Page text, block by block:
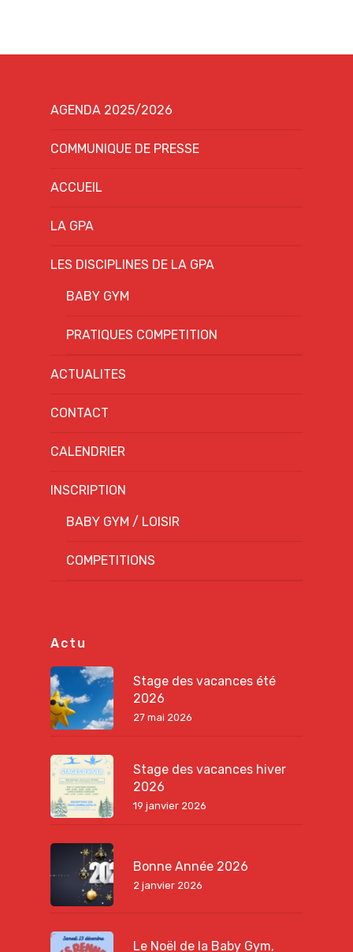
AGENDA 2025/2026
COMMUNIQUE DE PRESSE
ACCUEIL
LA GPA
LES DISCIPLINES DE LA GPA
BABY GYM
PRATIQUES COMPETITION
ACTUALITES
CONTACT
CALENDRIER
INSCRIPTION
BABY GYM / LOISIR
COMPETITIONS
Actu
Stage des vacances été
2026
27 mai 2026
Stage des vacances hiver
2026
19 janvier 2026
Bonne Année 2026
2 janvier 2026
Le Noël de la Baby Gym,